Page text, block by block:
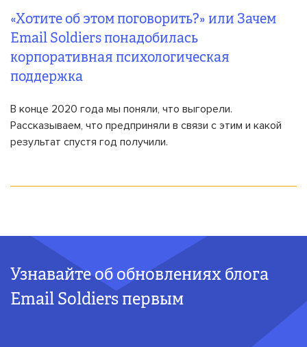
«Хотите об этом поговорить?» или Зачем
Email Soldiers понадобилась
корпоративная психологическая
поддержка
В конце 2020 года мы поняли, что выгорели.
Рассказываем, что предприняли в связи с этим и какой
результат спустя год получили.
Узнавайте об обновлениях блога
Email Soldiers первым